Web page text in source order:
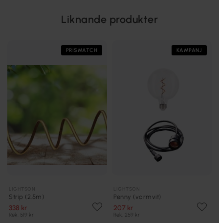
Liknande produkter
PRISMATCH
Strip (2.5m)
338 kr
Rek. 519 kr
KAMPANJ
Penny (varmvit)
207 kr
Rek. 259 kr